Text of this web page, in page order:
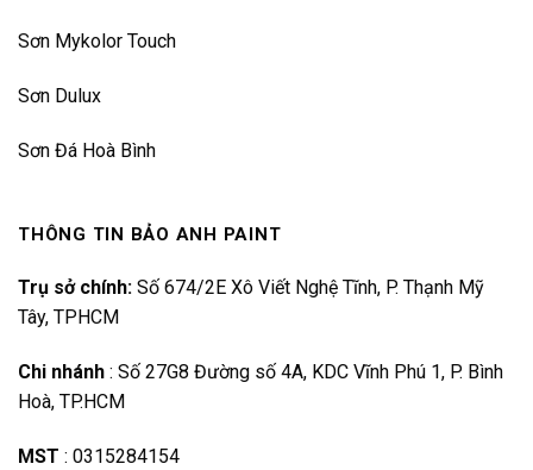
Sơn Mykolor Touch
Sơn Dulux
Sơn Đá Hoà Bình
THÔNG TIN BẢO ANH PAINT
Trụ sở chính: Số 674/2E Xô Viết Nghệ Tĩnh, P. Thạnh Mỹ
Tây, TPHCM
Chi nhánh : Số 27G8 Đường số 4A, KDC Vĩnh Phú 1, P. Bình
Hoà, TP.HCM
MST : 0315284154